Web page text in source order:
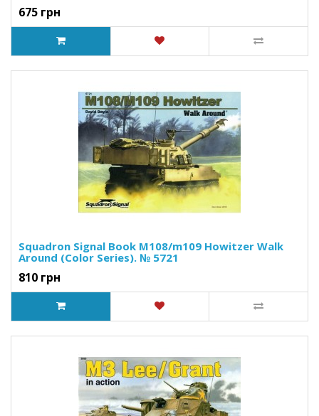
675 грн
Squadron Signal Book M108/m109 Howitzer Walk
Around (Color Series). № 5721
810 грн